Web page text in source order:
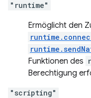
"runtime"
Ermöglicht den
Funktionen des
Berechtigung
"scripting"